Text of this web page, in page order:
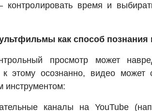
время и
как способ познания
просмотр может
к этому осознанно, видео может
инструментом:
каналы на YouTube